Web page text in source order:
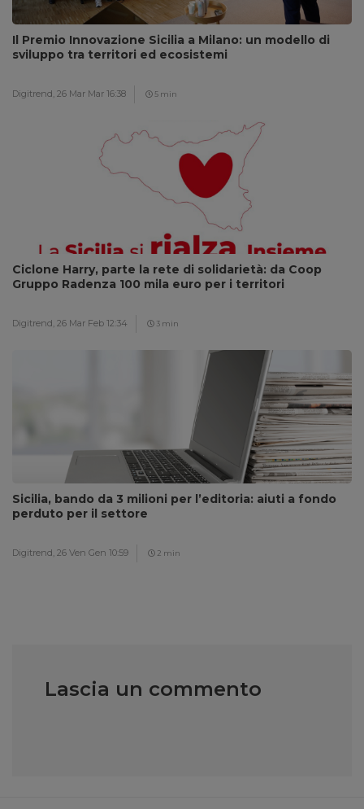
Il Premio Innovazione Sicilia a Milano: un modello di
sviluppo tra territori ed ecosistemi
Digitrend, 26 Mar Mar 16:38 5 min
Ciclone Harry, parte la rete di solidarietà: da Coop
Gruppo Radenza 100 mila euro per i territori
Digitrend, 26 Mar Feb 12:34 3 min
Sicilia, bando da 3 milioni per l’editoria: aiuti a fondo
perduto per il settore
Digitrend, 26 Ven Gen 10:59 2 min
Lascia un commento